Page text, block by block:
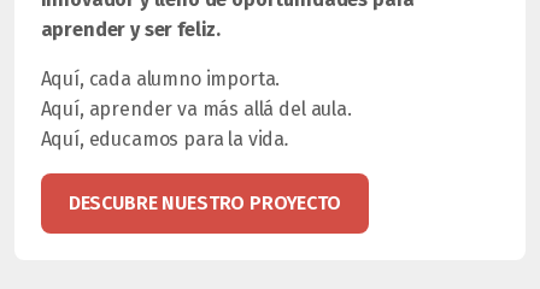
aprender y ser feliz.
Aquí, cada alumno importa.
Aquí, aprender va más allá del aula.
Aquí, educamos para la vida.
DESCUBRE NUESTRO PROYECTO